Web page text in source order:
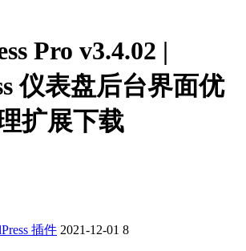
Pro v3.4.02 |
仪表盘后台界面优
扩展下载
插件 2021-12-01 8